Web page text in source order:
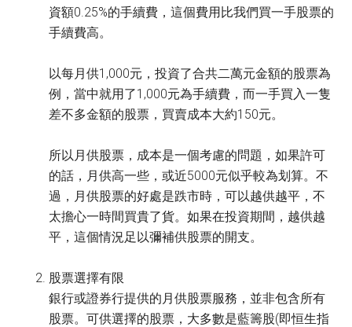
資額0.25%的手續費，這個費用比我們買一手股票的
手續費高。
以每月供1,000元，投資了合共二萬元金額的股票為
例，當中就用了1,000元為手續費，而一手買入一隻
差不多金額的股票，買賣成本大約150元。
所以月供股票，成本是一個考慮的問題，如果許可
的話，月供高一些，或近5000元似乎較為划算。不
過，月供股票的好處是跌市時，可以越供越平，不
太擔心一時間買貴了貨。如果在投資期間，越供越
平，這個情況足以彌補供股票的開支。
股票選擇有限
銀行或證券行提供的月供股票服務，並非包含所有
股票。可供選擇的股票，大多數是藍籌股(即恒生指